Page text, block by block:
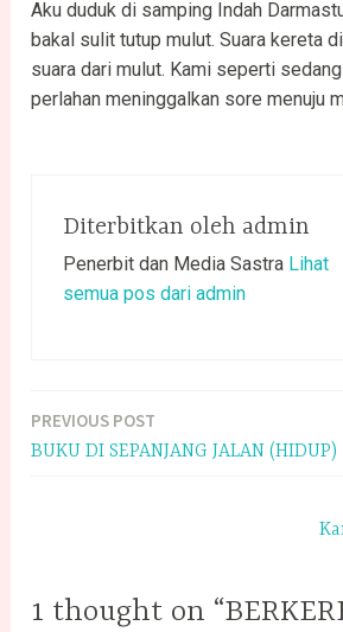
Aku duduk di samping Indah
bakal sulit tutup mulut. Suara kereta
suara dari mulut. Kami seperti sedang
perlahan meninggalkan sore menuju
Diterbitkan oleh admin
Penerbit dan Media Sastra Lihat
semua pos dari admin
Navigasi
PREVIOUS POST
BUKU DI SEPANJANG JALAN (HIDUP)
1 thought on